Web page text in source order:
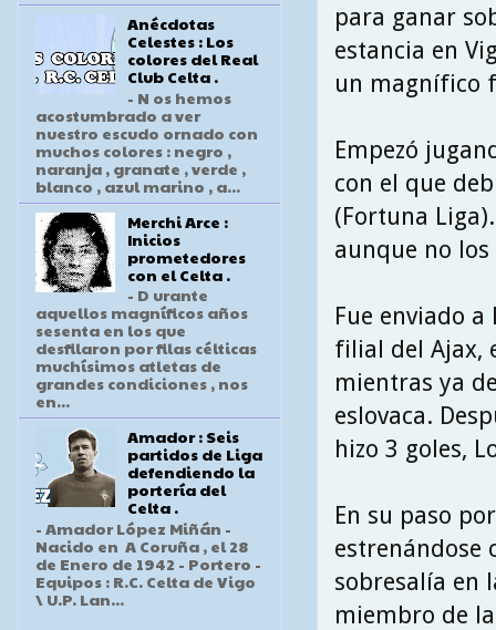
para ganar
estancia en
un magnífico
Empezó
con el que
(Fortuna
aunque no
Fue enviado
filial del Ajax,
mientras ya
eslovaca.
hizo 3 goles,
En su paso
estrenándose
sobresalía en
miembro de
Anécdotas
Celestes : Los
colores del Real
Club Celta .
- N os hemos
acostumbrado a ver
nuestro escudo ornado con
muchos colores : negro ,
naranja , granate , verde ,
blanco , azul marino , a...
Merchi Arce :
Inicios
prometedores
con el Celta .
- D urante
aquellos magníficos años
sesenta en los que
desfilaron por filas célticas
muchísimos atletas de
grandes condiciones , nos
en...
Amador : Seis
partidos de Liga
defendiendo la
portería del
Celta .
- Amador López Miñán -
Nacido en A Coruña , el 28
de Enero de 1942 - Portero -
Equipos : R.C. Celta de Vigo
\ U.P. Lan...